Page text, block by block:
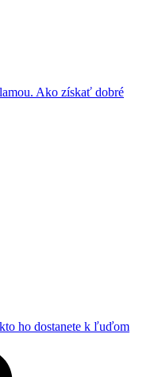
Ako získať dobré
ho dostanete k ľuďom